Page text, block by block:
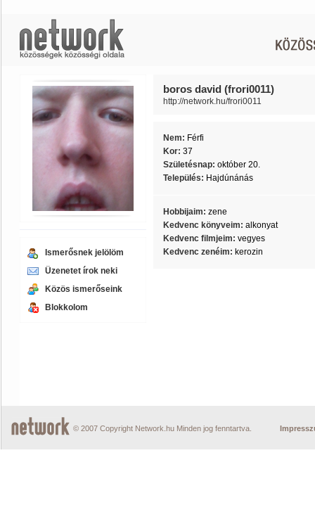
Ismerősnek jelölöm
Üzenetet írok neki
Közös ismerőseink
Blokkolom
boros david (frori0011)
http://network.hu/frori0011
Nem: Férfi
Kor: 37
Születésnap: október 20.
Település: Hajdúnánás
Hobbijaim: zene
Kedvenc könyveim: alkonyat
Kedvenc filmjeim: vegyes
Kedvenc zenéim: kerozin
© 2007 Copyright Network.hu Minden jog fenntartva.